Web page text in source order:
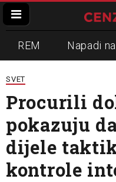
REM Napadi
Zvučni top
Propaganda
Informer
SVET
Procurili
pokazuju
dijele
kontrole